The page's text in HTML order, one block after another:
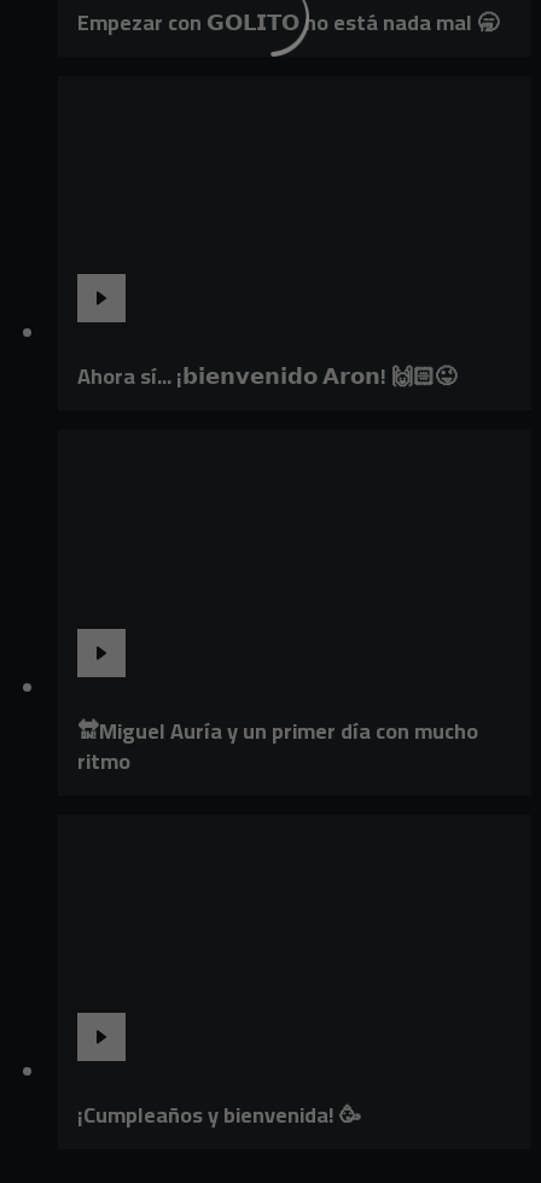
Empezar con 𝗚𝗢𝗟𝗜𝗧𝗢 no está nada mal 🥱
Ahora sí... ¡𝗯𝗶𝗲𝗻𝘃𝗲𝗻𝗶𝗱𝗼 𝗔𝗿𝗼𝗻! 🙌🏻😜
🔛Miguel Auría y un primer día con mucho
ritmo
¡Cumpleaños y bienvenida! 🥳